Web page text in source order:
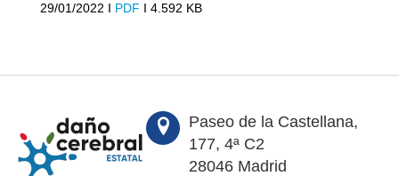
29/01/2022 I PDF I 4.592 KB
Paseo de la Castellana,
177, 4ª C2
28046 Madrid